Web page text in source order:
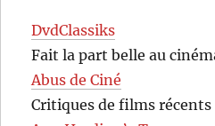
DvdClassiks
Fait la part belle au
Abus de Ciné
Critiques de films récents